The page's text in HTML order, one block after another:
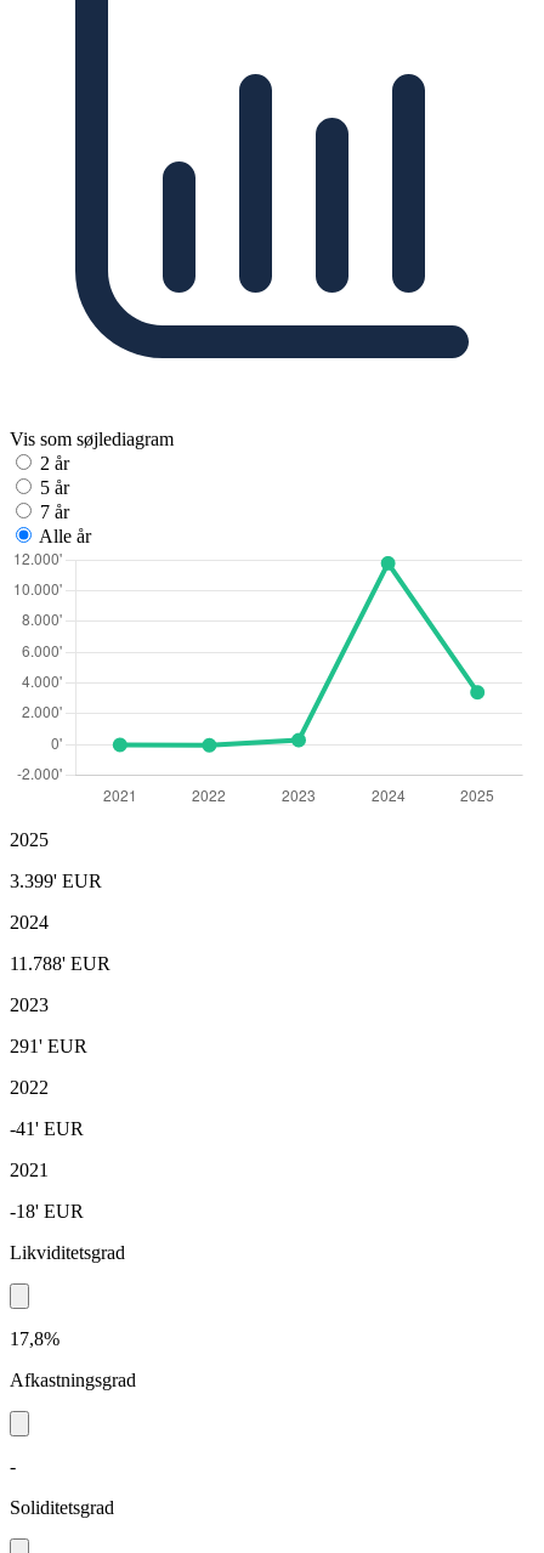
Vis som søjlediagram
2 år
5 år
7 år
Alle år
2025
3.399' EUR
2024
11.788' EUR
2023
291' EUR
2022
-41' EUR
2021
-18' EUR
Likviditetsgrad
17,8%
Afkastningsgrad
-
Soliditetsgrad